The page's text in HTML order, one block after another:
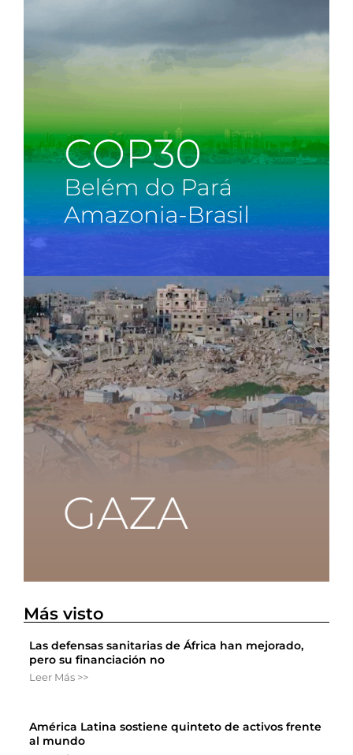
Más visto
Las defensas sanitarias de África han mejorado,
pero su financiación no
Leer Más >>
América Latina sostiene quinteto de activos frente
al mundo